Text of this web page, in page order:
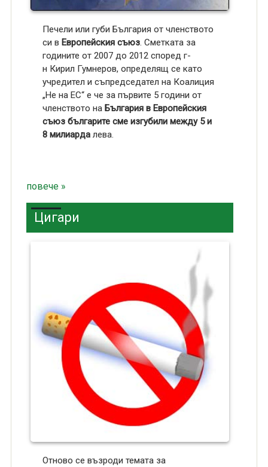
Печели или губи България от членството
си в Европейския съюз. Сметката за
годините от 2007 до 2012 според г-
н Кирил Гумнеров, определящ се като
учредител и съпредседател на Коалиция
„Не на ЕС“ е че за първите 5 години от
членството на България в Европейския
съюз българите сме изгубили между 5 и
8 милиардалева.
повече »
Цигари
Отново се възроди темата за